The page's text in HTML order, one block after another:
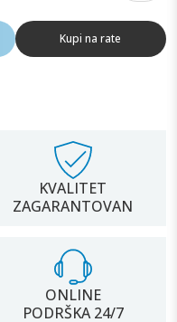
Kupi na rate
KVALITET
ZAGARANTOVAN
ONLINE
PODRŠKA 24/7